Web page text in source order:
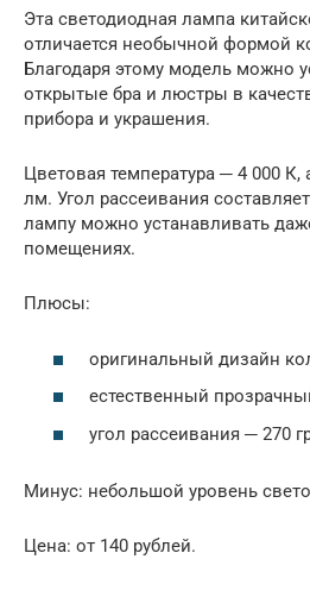
Эта светодиодная лампа
отличается необычной формой
Благодаря этому модель можно
открытые бра и люстры в
прибора и украшения.
Цветовая температура ─ 4 000
лм. Угол рассеивания
лампу можно устанавливать
помещениях.
Плюсы:
оригинальный дизайн
естественный
угол рассеивания ─ 270
Минус: небольшой уровень
Цена: от 140 рублей.